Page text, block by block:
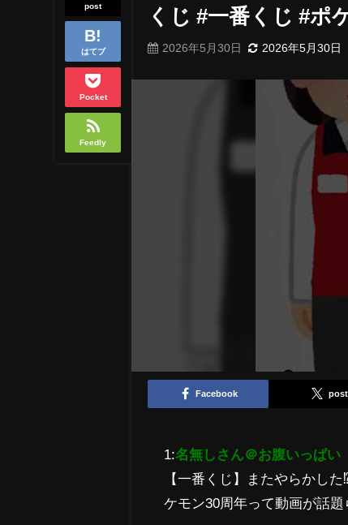
post
はてブ
Pocket
Feedly
くじ #一番くじ #ポ
2026年5月30日 2026年5月30日
Facebook post
1:名無しさん＠お腹いっぱい
【一番くじ】またやらかし
ケモン30周年って動画が話題